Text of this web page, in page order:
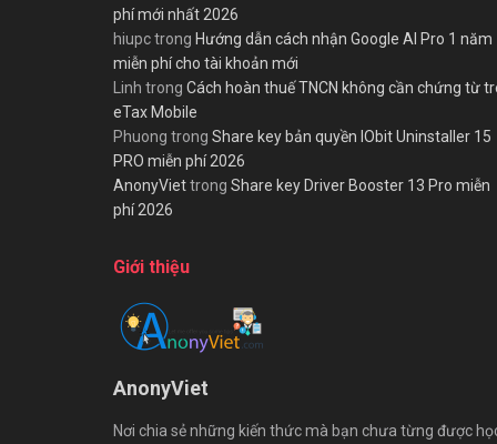
phí mới nhất 2026
hiupctrong Hướng dẫn cách nhận Google AI Pro 1 năm
miễn phí cho tài khoản mới
Linh trong Cách hoàn thuế TNCN không cần chứng từ
eTax Mobile
Phuong trong Share key bản quyền IObit Uninstaller 15
PRO miễn phí 2026
AnonyViettrong Share key Driver Booster 13 Pro miễn
phí 2026
Giới thiệu
AnonyViet
Nơi chia sẻ những kiến thức mà bạn chưa từng được